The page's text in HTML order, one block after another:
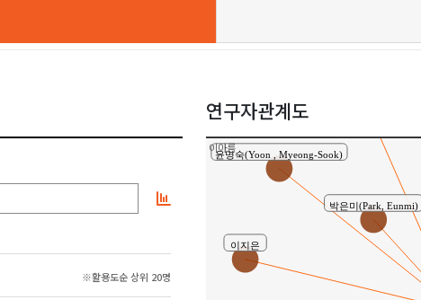
※활용도순 상위 20명
연구자관계도
이아름
박은미(Park, Eunmi)
윤명숙(Yoon , Myeong-Sook)
이지은